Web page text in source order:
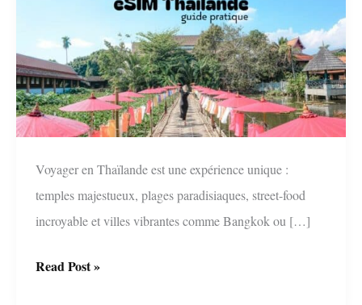
Voyager en Thaïlande est une expérience unique :
temples majestueux, plages paradisiaques, street-food
incroyable et villes vibrantes comme Bangkok ou […]
eSIM
Read Post »